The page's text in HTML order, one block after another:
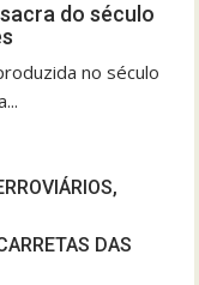
do século
no século
DAS